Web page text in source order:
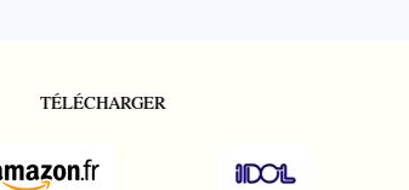
TÉLÉCHARGER